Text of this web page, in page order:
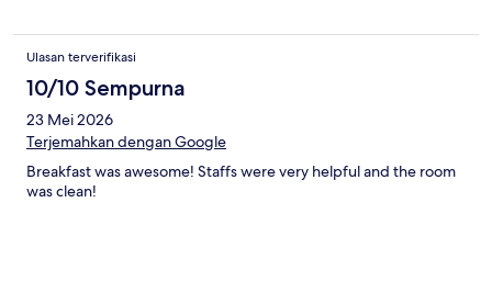
Ulasan terverifikasi
10/10 Sempurna
23 Mei 2026
Terjemahkan dengan Google
Breakfast was awesome! Staffs were very helpful and the room
was clean!